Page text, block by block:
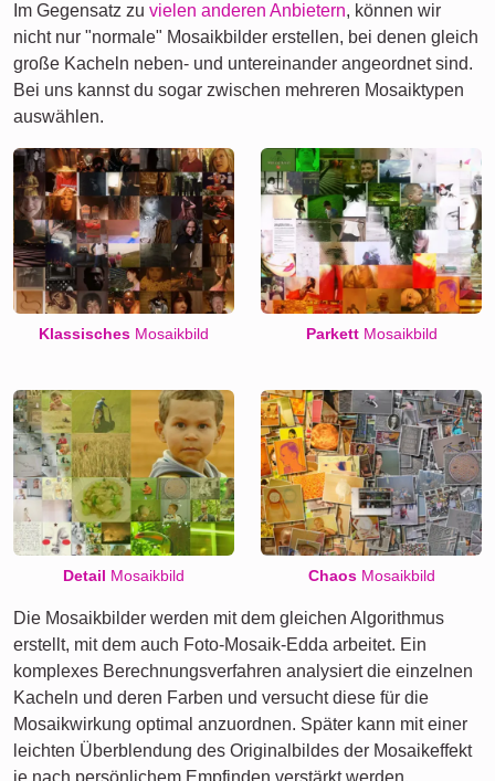
Im Gegensatz zu vielen anderen Anbietern, können wir
nicht nur "normale" Mosaikbilder erstellen, bei denen gleich
große Kacheln neben- und untereinander angeordnet sind.
Bei uns kannst du sogar zwischen mehreren Mosaiktypen
auswählen.
Klassisches Mosaikbild ParkettMosaikbild
Detail Mosaikbild ChaosMosaikbild
Die Mosaikbilder werden mit dem gleichen Algorithmus
erstellt, mit dem auch Foto-Mosaik-Edda arbeitet. Ein
komplexes Berechnungsverfahren analysiert die einzelnen
Kacheln und deren Farben und versucht diese für die
Mosaikwirkung optimal anzuordnen. Später kann mit einer
leichten Überblendung des Originalbildes der Mosaikeffekt